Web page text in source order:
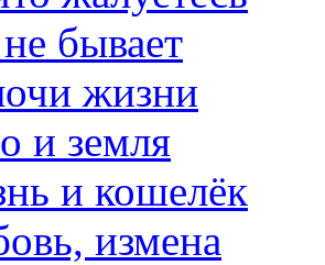
бывает
жизни
и земля
и кошелёк
измена